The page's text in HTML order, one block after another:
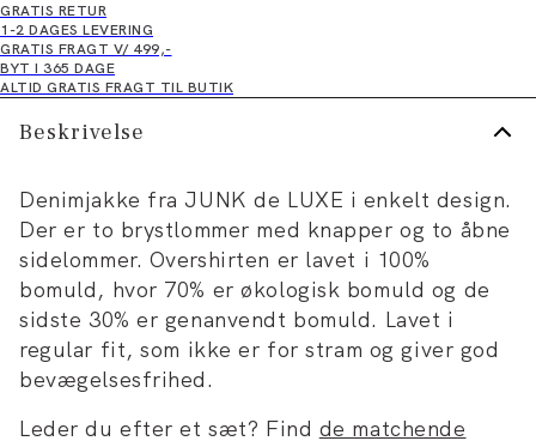
GRATIS RETUR
1-2 DAGES LEVERING
GRATIS FRAGT V/ 499,-
BYT I 365 DAGE
ALTID GRATIS FRAGT TIL BUTIK
Beskrivelse
Denimjakke fra JUNK de LUXE i enkelt design.
Der er to brystlommer med knapper og to åbne
sidelommer. Overshirten er lavet i 100%
bomuld, hvor 70% er økologisk bomuld og de
sidste 30% er genanvendt bomuld. Lavet i
regular fit, som ikke er for stram og giver god
bevægelsesfrihed.
Leder du efter et sæt? Find de matchende